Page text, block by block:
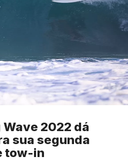
2022 dá
sua segunda
tow-in